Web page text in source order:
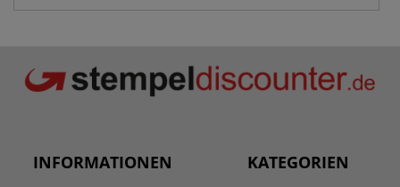
INFORMATIONEN KATEGORIEN